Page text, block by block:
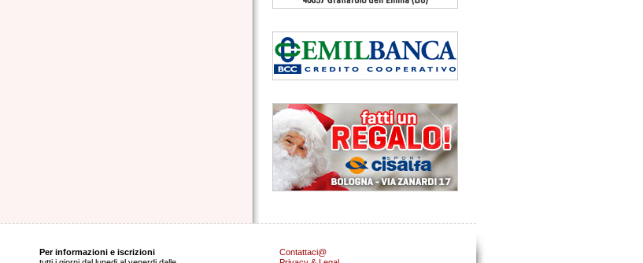
Per informazioni e iscrizioni
Contattaci@